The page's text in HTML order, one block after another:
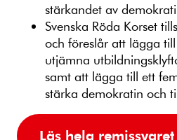
stärkandet av
Svenska Röda Korset
och föreslår att lägga
utjämna
samt att lägga till ett
stärka demokratin och
Läs hela remissvaret